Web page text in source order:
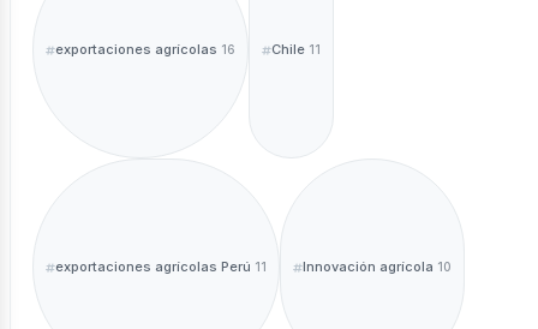
exportaciones agrícolas 16 Chile 11
exportaciones agrícolas Perú 11 Innovación agrícola 10